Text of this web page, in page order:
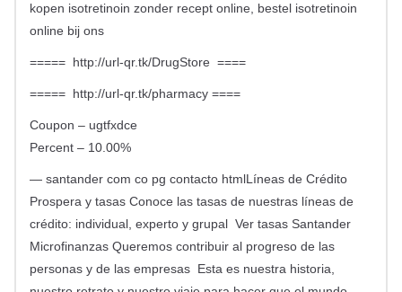
kopen isotretinoin zonder recept online, bestel isotretinoin
online bij ons
===== http://url-qr.tk/DrugStore ====
===== http://url-qr.tk/pharmacy ====
Coupon – ugtfxdce
Percent – 10.00%
— santander com co pg contacto htmlLíneas de Crédito
Prospera y tasas Conoce las tasas de nuestras líneas de
crédito: individual, experto y grupal Ver tasas Santander
Microfinanzas Queremos contribuir al progreso de las
personas y de las empresas Esta es nuestra historia,